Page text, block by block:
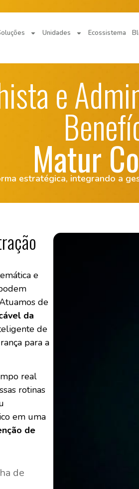
Unidades Ecossistema
e
Matur
estratégica, integrando a
e
de
da
de
para a
real
rotinas
em uma
de
de